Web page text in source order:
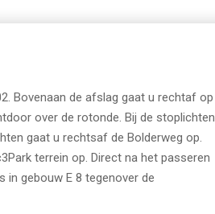
Bovenaan de afslag gaat u rechtaf op
over de rotonde. Bij de stoplichten
gaat u rechtsaf de Bolderweg op.
terrein op. Direct na het passeren
in gebouw E 8 tegenover de